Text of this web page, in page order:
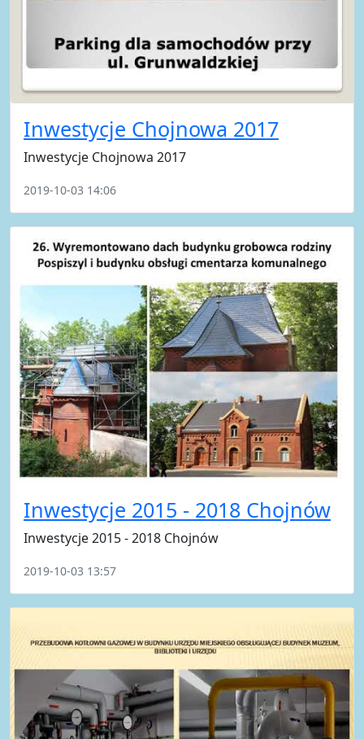
Inwestycje Chojnowa 2017
Inwestycje Chojnowa 2017
2019-10-03 14:06
Inwestycje 2015 - 2018 Chojnów
Inwestycje 2015 - 2018 Chojnów
2019-10-03 13:57